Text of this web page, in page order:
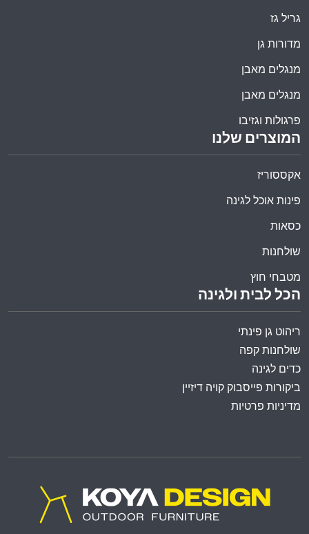
הכל לבית ולגינה
ריהוט גן פינתי
שולחנות קפה
כדים לגינה
ביקורות פייסבוק קויה דיזיין
מדיניות פרטיות
המוצרים שלנו
אקססוריז
פינות אוכל לגינה
כסאות
שולחנות
מטבחי חוץ
גריל גז
מדורות גן
מנגלים מאבן
מנגלים מאבן
פרגולות וגזיבו